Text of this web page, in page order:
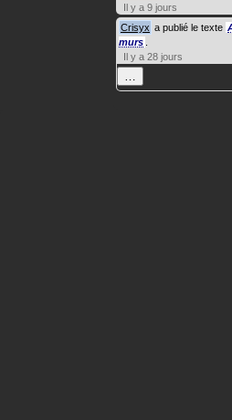
Il y a 9 jours
Crisyx a publié le texte
murs
Il y a 28 jours
…